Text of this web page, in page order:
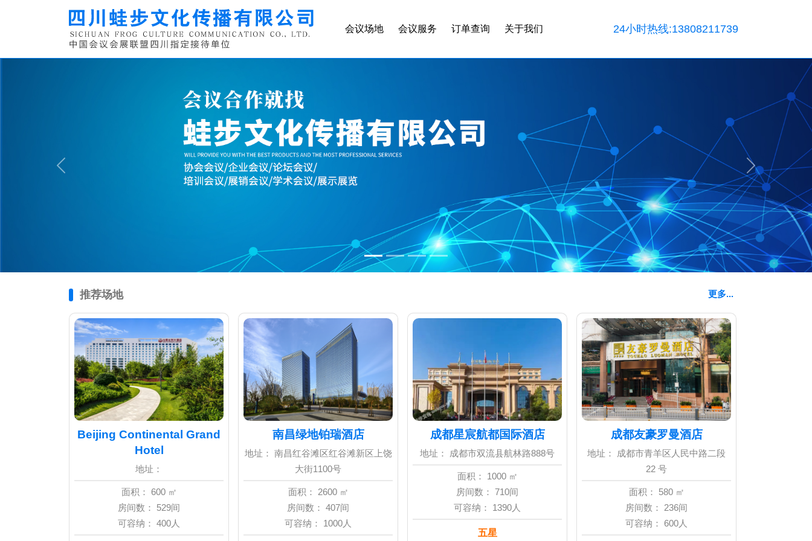
会议场地 会议服务 订单查询 关于我们 24小时热线:13808211739
Previous Next
推荐场地 更多...
Beijing Continental Grand
Hotel
地址：
面积： 600 ㎡
房间数： 529间
可容纳： 400人
南昌绿地铂瑞酒店
地址： 南昌红谷滩区红谷滩新区上饶
大街1100号
面积： 2600 ㎡
房间数： 407间
可容纳： 1000人
成都星宸航都国际酒店
地址： 成都市双流县航林路888号
面积： 1000 ㎡
房间数： 710间
可容纳： 1390人
五星
成都友豪罗曼酒店
地址： 成都市青羊区人民中路二段
22 号
面积： 580 ㎡
房间数： 236间
可容纳： 600人